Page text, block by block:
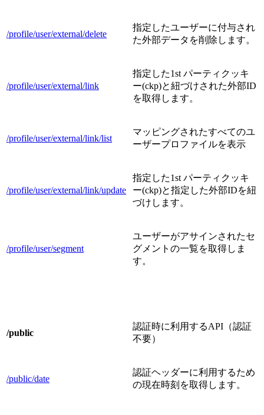
/profile/user/external/delete
指定したユーザーに付与され
た外部データを削除します。
/profile/user/external/link
指定した1st パーティクッキ
ー(ckp)と紐づけされた外部ID
を取得します。
/profile/user/external/link/list
マッピングされたすべてのユ
ーザープロファイルを表示
/profile/user/external/link/update
指定した1st パーティクッキ
ー(ckp)と指定した外部IDを紐
づけします。
/profile/user/segment
ユーザーがアサインされたセ
グメントの一覧を取得しま
す。
/public
認証時に利用するAPI（認証
不要）
/public/date
認証ヘッダーに利用するため
の現在時刻を取得します。